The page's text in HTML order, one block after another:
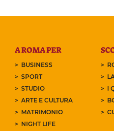
A ROMA PER
BUSINESS
SPORT
STUDIO
ARTE E CULTURA
MATRIMONIO
NIGHT LIFE
I